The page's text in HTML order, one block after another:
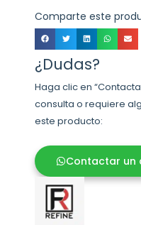
Comparte este
¿Dudas?
Haga clic en
consulta o requiere
este producto:
Contactar un